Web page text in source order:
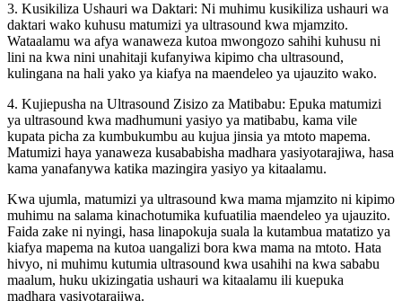
3. Kusikiliza Ushauri wa Daktari: Ni muhimu kusikiliza ushauri wa
daktari wako kuhusu matumizi ya ultrasound kwa mjamzito.
Wataalamu wa afya wanaweza kutoa mwongozo sahihi kuhusu ni
lini na kwa nini unahitaji kufanyiwa kipimo cha ultrasound,
kulingana na hali yako ya kiafya na maendeleo ya ujauzito wako.
4. Kujiepusha na Ultrasound Zisizo za Matibabu: Epuka matumizi
ya ultrasound kwa madhumuni yasiyo ya matibabu, kama vile
kupata picha za kumbukumbu au kujua jinsia ya mtoto mapema.
Matumizi haya yanaweza kusababisha madhara yasiyotarajiwa, hasa
kama yanafanywa katika mazingira yasiyo ya kitaalamu.
Kwa ujumla, matumizi ya ultrasound kwa mama mjamzito ni kipimo
muhimu na salama kinachotumika kufuatilia maendeleo ya ujauzito.
Faida zake ni nyingi, hasa linapokuja suala la kutambua matatizo ya
kiafya mapema na kutoa uangalizi bora kwa mama na mtoto. Hata
hivyo, ni muhimu kutumia ultrasound kwa usahihi na kwa sababu
maalum, huku ukizingatia ushauri wa kitaalamu ili kuepuka
madhara yasiyotarajiwa.